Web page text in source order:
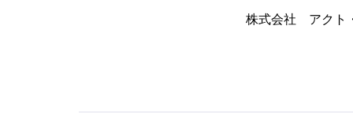
株式会社 アクト